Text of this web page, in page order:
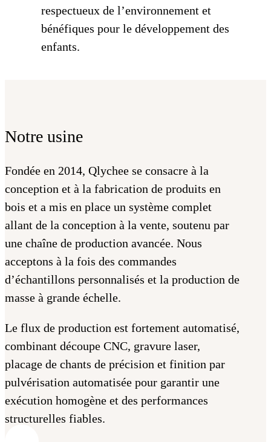
respectueux de l’environnement et
bénéfiques pour le développement des
enfants.
Notre usine
Fondée en 2014, Qlychee se consacre à la
conception et à la fabrication de produits en
bois et a mis en place un système complet
allant de la conception à la vente, soutenu par
une chaîne de production avancée. Nous
acceptons à la fois des commandes
d’échantillons personnalisés et la production de
masse à grande échelle.
Le flux de production est fortement automatisé,
combinant découpe CNC, gravure laser,
placage de chants de précision et finition par
pulvérisation automatisée pour garantir une
exécution homogène et des performances
structurelles fiables.